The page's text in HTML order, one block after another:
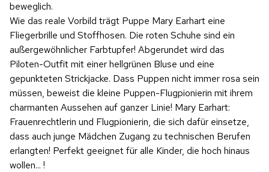
beweglich.
Wie das reale Vorbild trägt Puppe Mary Earhart eine
Fliegerbrille und Stoffhosen. Die roten Schuhe sind ein
außergewöhnlicher Farbtupfer! Abgerundet wird das
Piloten-Outfit mit einer hellgrünen Bluse und eine
gepunkteten Strickjacke. Dass Puppen nicht immer rosa sein
müssen, beweist die kleine Puppen-Flugpionierin mit ihrem
charmanten Aussehen auf ganzer Linie! Mary Earhart:
Frauenrechtlerin und Flugpionierin, die sich dafür einsetze,
dass auch junge Mädchen Zugang zu technischen Berufen
erlangten! Perfekt geeignet für alle Kinder, die hoch hinaus
wollen... !